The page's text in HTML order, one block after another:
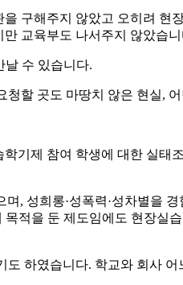
구해주지 않았고 오히려 현
교육부도 나서주지 않았습니
날 수 있습니다.
할 곳도 마땅치 않은 현실,
기제 참여 학생에 대한 실태
, 성희롱·성폭력·성차별을
적을 둔 제도임에도 현장실
하였습니다. 학교와 회사